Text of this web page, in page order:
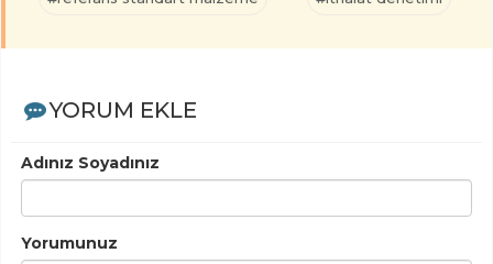
YORUM EKLE
Adınız Soyadınız
Yorumunuz